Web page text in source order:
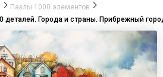
Пазлы 1000 элементов
деталей. Города и страны. Прибрежный